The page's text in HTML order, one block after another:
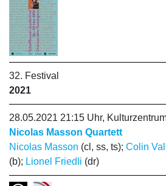
32. Festival
2021
28.05.2021 21:15 Uhr,
Nicolas Masson Quartett
Nicolas Masson (cl, ss, ts); Colin
(b); Lionel Friedli (dr)